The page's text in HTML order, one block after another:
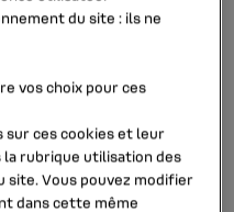
Services
« Renault Bank »
aux clients particuliers.
100% digitale
en Espagne.
du site : ils ne
vos choix pour ces
sur ces cookies et leur
la rubrique utilisation des
site. Vous pouvez modifier
dans cette même